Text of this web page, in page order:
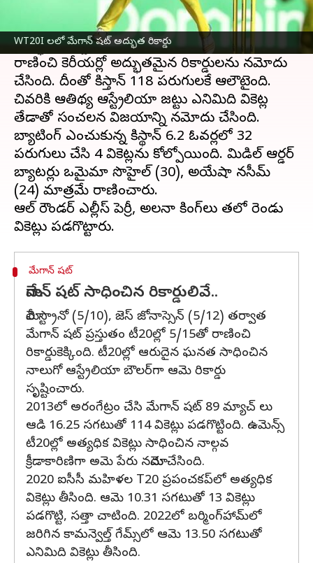
WT20I లలో మేగాన్ షట్ అద్భుత రికార్డు
తో జరిగిన మూడు మ్యాచ్‌ల టీ20ల
తొలి మ్యాచ్‌లో ఆస్ట్రేలియా పేసర్ మేగాన్ షుట్
అద్భుత రికార్డును సాధించింది. మంగళవారం 5/15తో
రాణించి కెరీయర్లో అద్భుతమైన రికార్డులను నమోదు
చేసింది. దీంతో పాకిస్తాన్ 118 పరుగులకే ఆలౌటైంది.
చివరికి ఆతిథ్య ఆస్ట్రేలియా జట్టు ఎనిమిది వికెట్ల
తేడాతో సంచలన విజయాన్ని నమోదు చేసింది.
బ్యాటింగ్ ఎంచుకున్న పాకిస్థాన్ 6.2 ఓవర్లలో 32
పరుగులు చేసి 4 వికెట్లను కోల్పోయింది. మిడిల్ ఆర్డర్
బ్యాటర్లు ఒమైమా సొహైల్ (30), అయేషా నసీమ్
(24) మాత్రమే రాణించారు.
ఆల్ రౌండర్ ఎల్లీస్ పెర్రీ, అలనా కింగ్‌లు తలో రెండు
మేగాన్ షట్
మేగాన్ షట్ సాధించిన రికార్డులివే..
మోలీ స్ట్రానో (5/10), జెస్ జోనాస్సెన్ (5/12) తర్వాత
మేగాన్ షట్ ప్రస్తుతం టీ20ల్లో 5/15తో రాణించి
రికార్డుకెక్కింది. టీ20ల్లో ఆరుదైన ఘనత సాధించిన
నాలుగో ఆస్ట్రేలియా బౌలర్‌గా ఆమె రికార్డు
సృష్టించారు.
2013లో అరంగేట్రం చేసి మేగాన్ షట్ 89 మ్యాచ్ లు
ఆడి 16.25 సగటుతో 114 వికెట్లు పడగొట్టింది. ఉమెన్స్
టీ20ల్లో అత్యధిక వికెట్లు సాధించిన నాల్గవ
క్రీడాకారిణిగా అమె పేరు నమోదు చేసింది.
2020 ఐసీసీ మహిళల T20 ప్రపంచకప్‌లో అత్యధిక
వికెట్లు తీసింది. ఆమె 10.31 సగటుతో 13 వికెట్లు
పడగొట్టి, సత్తా చాటింది. 2022లో బర్మింగ్‌హామ్‌లో
జరిగిన కామన్వెల్త్ గేమ్స్‌లో ఆమె 13.50 సగటుతో
ఎనిమిది వికెట్లు తీసింది.